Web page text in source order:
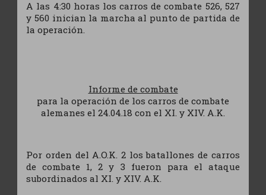
A las 4:30 horas los carros de combate 526, 527
y 560 inician la marcha al punto de partida de
la operación.
Informe de combate
para la operación de los carros de combate
alemanes el 24.04.18 con el XI. y XIV. A.K.
Por orden del A.O.K. 2 los batallones de carros
de combate 1, 2 y 3 fueron para el ataque
subordinados al XI. y XIV. A.K.